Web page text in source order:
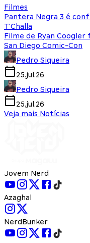
Filmes
Pantera Negra 3 é
T'Challa
Filme de Ryan Coogler
San Diego Comic-Con
Pedro Siqueira
25.jul.26
Pedro Siqueira
25.jul.26
Veja mais Notícias
Jovem Nerd
Azaghal
NerdBunker